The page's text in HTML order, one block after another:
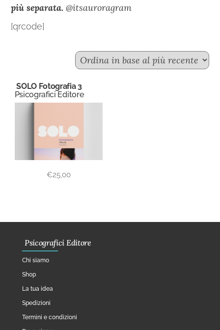
più separata. @itsauroragram
[qrcode]
SOLO Fotografia 3
Psicografici Editore
€25,00
Psicografici Editore
Chi siamo
Shop
La tua idea
Spedizioni
Termini e condizioni